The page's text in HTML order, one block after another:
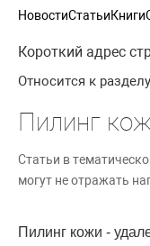
НовостиСтатьиКниги
Короткий адрес
Относится к разделу
Пилинг
Статьи в
могут не отражать
Пилинг кожи -